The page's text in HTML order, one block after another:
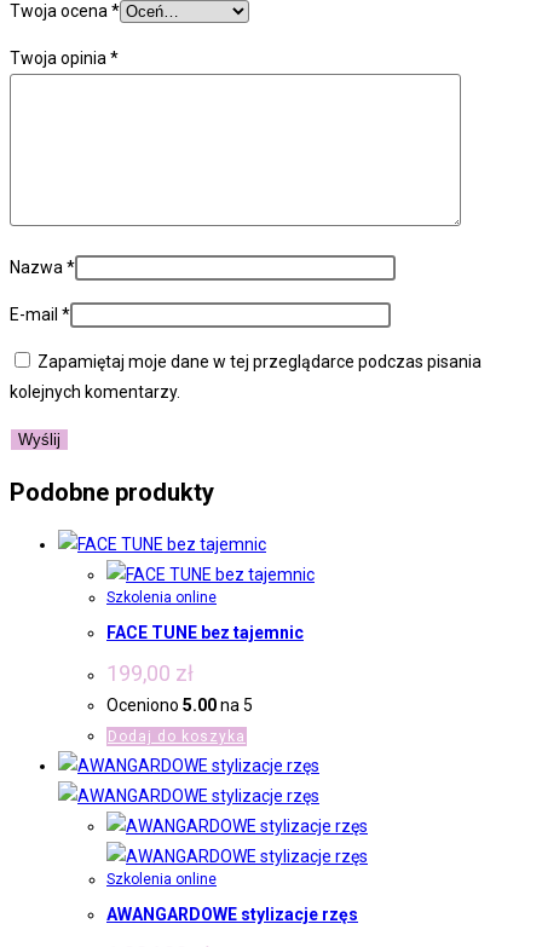
Twoja ocena*
Twoja opinia*
Nazwa*
E-mail *
Zapamiętaj moje dane w tej przeglądarce podczas pisania
kolejnych komentarzy.
Podobne produkty
Szkolenia online
FACE TUNE bez tajemnic
199,00 zł
Oceniono 5.00na 5
Dodaj do koszyka
Szkolenia online
AWANGARDOWE stylizacje rzęs